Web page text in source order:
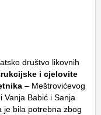
društvo likovnih
i cjelovite
– Meštrovićevog
Vanja Babić i Sanja
je bila potrebna zbog